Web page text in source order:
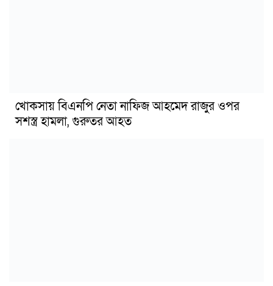
খোকসায় বিএনপি নেতা নাফিজ আহমেদ রাজুর ওপর
সশস্ত্র হামলা, গুরুতর আহত